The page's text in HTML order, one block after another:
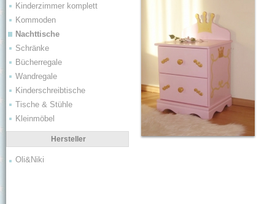
Kinderzimmer komplett
Kommoden
Nachttische
Schränke
Bücherregale
Wandregale
Kinderschreibtische
Tische & Stühle
Kleinmöbel
Hersteller
Oli&Niki